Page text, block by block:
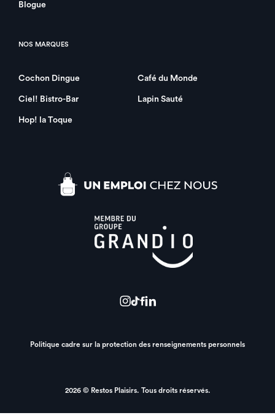
Blogue
NOS MARQUES
Cochon Dingue Café du Monde
Ciel! Bistro-Bar Lapin Sauté
Hop! la Toque
Politique cadre sur la protection des renseignements personnels
2026 © Restos Plaisirs. Tous droits réservés.